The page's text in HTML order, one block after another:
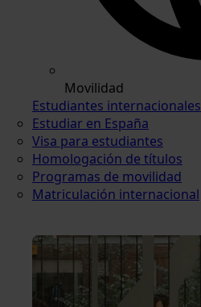
Movilidad
Estudiantes internacionales
Estudiar en España
Visa para estudiantes
Homologación de títulos
Programas de movilidad
Matriculación internacional